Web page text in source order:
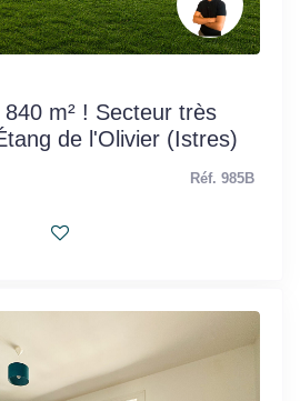
m² ! Secteur très
de l'Olivier (Istres)
Réf. 985B